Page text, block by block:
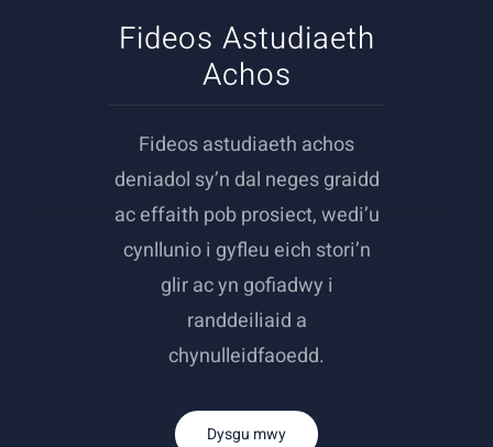
Fideos Astudiaeth
Achos
Fideos astudiaeth achos
deniadol sy’n dal neges graidd
ac effaith pob prosiect, wedi’u
cynllunio i gyfleu eich stori’n
glir ac yn gofiadwy i
randdeiliaid a
chynulleidfaoedd.
Dysgu mwy